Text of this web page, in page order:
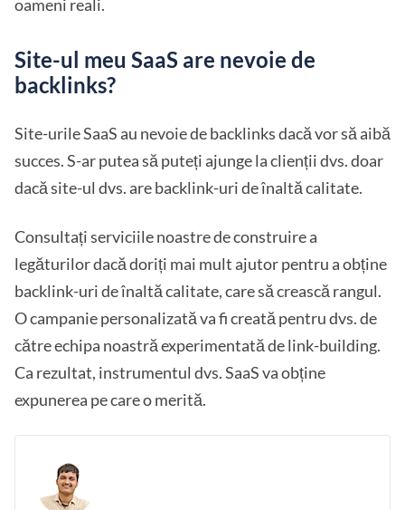
oameni reali.
Site-ul meu SaaS are nevoie de
backlinks?
Site-urile SaaS au nevoie de backlinks dacă vor să aibă
succes. S-ar putea să puteți ajunge la clienții dvs. doar
dacă site-ul dvs. are backlink-uri de înaltă calitate.
Consultați serviciile noastre de construire a
legăturilor dacă doriți mai mult ajutor pentru a obține
backlink-uri de înaltă calitate, care să crească rangul.
O campanie personalizată va fi creată pentru dvs. de
către echipa noastră experimentată de link-building.
Ca rezultat, instrumentul dvs. SaaS va obține
expunerea pe care o merită.